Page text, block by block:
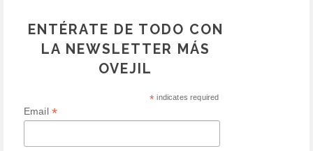
ENTÉRATE DE TODO CON
LA NEWSLETTER MÁS
OVEJIL
* indicates required
Email *